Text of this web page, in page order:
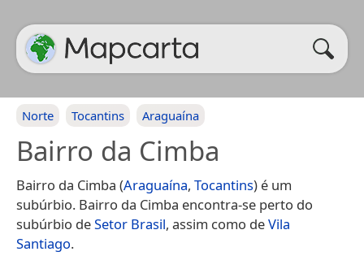
Norte Tocantins Araguaína
Bairro da Cimba
Bairro da Cimba (Araguaína, Tocantins) é um
subúrbio. Bairro da Cimba encontra-se perto do
subúrbio deSetor Brasil, assim como deVila
Santiago.